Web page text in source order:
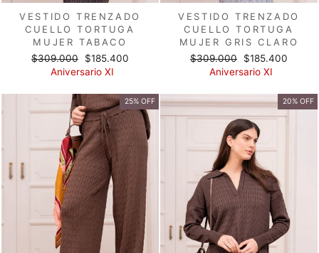
VESTIDO TRENZADO
CUELLO TORTUGA
MUJER TABACO
Precio
habitual
$309.000
Precio
de
$185.400
Aniversario XI
VESTIDO TRENZADO
CUELLO TORTUGA
MUJER GRIS CLARO
Precio
habitual
$309.000
Precio
de
$185.400
Aniversario XI
25% OFF 20% OFF